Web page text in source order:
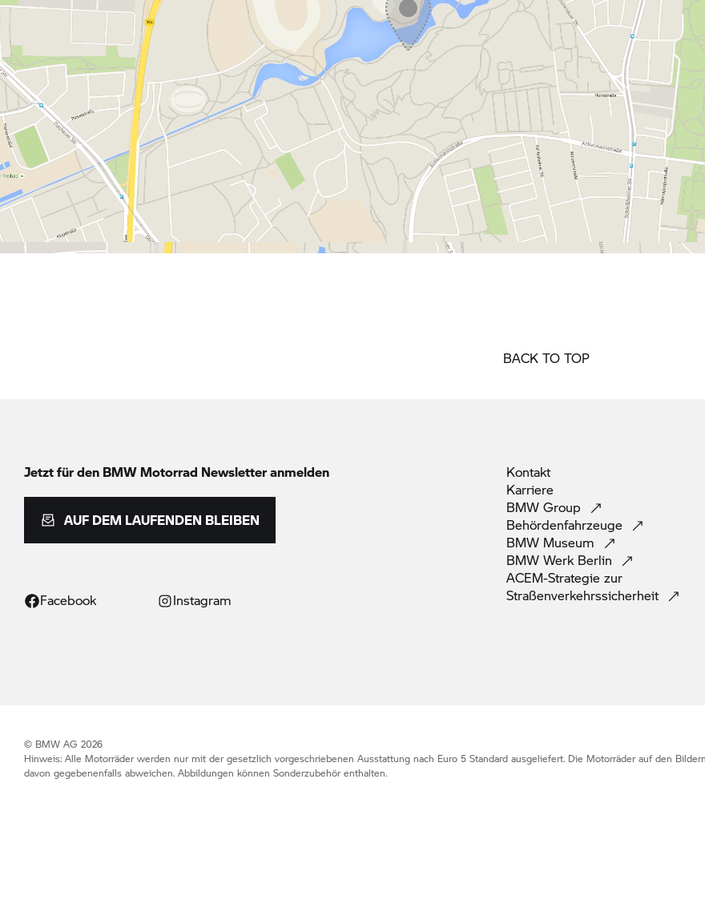
BACK TO TOP
Jetzt für den BMW Motorrad Newsletter anmelden
AUF DEM LAUFENDEN BLEIBEN
Facebook Instagram
Kontakt
Karriere
BMW Group
Behördenfahrzeuge
BMW Museum
BMW Werk Berlin
ACEM-Strategie zur
Straßenverkehrssicherheit
© BMW AG 2026
Hinweis: Alle Motorräder werden nur mit der gesetzlich vorgeschriebenen Ausstattung nach Euro 5 Standard ausgeliefert. Die Motorräder auf den
davon gegebenenfalls abweichen. Abbildungen können Sonderzubehör enthalten.